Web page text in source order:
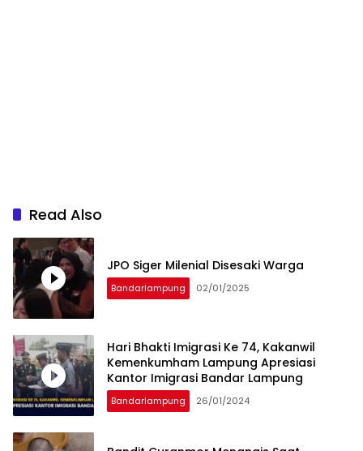
Read Also
JPO Siger Milenial Disesaki Warga
Bandarlampung 02/01/2025
Hari Bhakti Imigrasi Ke 74, Kakanwil
Kemenkumham Lampung Apresiasi
Kantor Imigrasi Bandar Lampung
Bandarlampung 26/01/2024